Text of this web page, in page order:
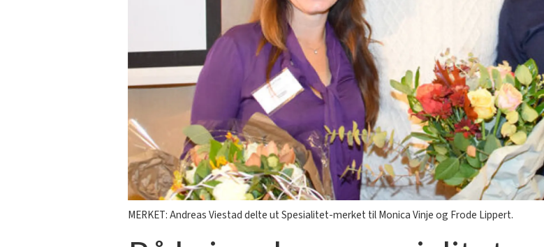
MERKET: Andreas Viestad delte ut Spesialitet-merket til Monica Vinje og Frode Lippert.